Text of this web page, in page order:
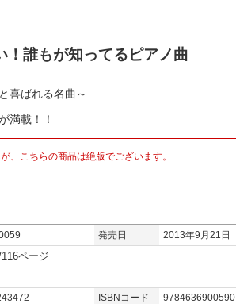
！誰もが知ってるピアノ曲
喜ばれる名曲～
満載！！
、こちらの商品は絶版でございます。
発売日
2013年9月21日
ページ
ISBNコード
9784636900590